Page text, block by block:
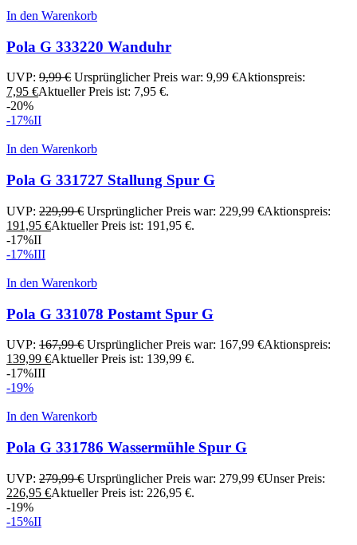
In den Warenkorb
Pola G 333220 Wanduhr
UVP: 9,99€ Ursprünglicher Preis war: 9,99 €Aktionspreis:
7,95 €Aktueller Preis ist: 7,95 €.
-20%
-17%II
In den Warenkorb
Pola G 331727 Stallung Spur G
UVP: 229,99€ Ursprünglicher Preis war: 229,99 €Aktionspreis:
191,95 €Aktueller Preis ist: 191,95 €.
-17%II
-17%III
In den Warenkorb
Pola G 331078 Postamt Spur G
UVP: 167,99€ Ursprünglicher Preis war: 167,99 €Aktionspreis:
139,99 €Aktueller Preis ist: 139,99 €.
-17%III
-19%
In den Warenkorb
Pola G 331786 Wassermühle Spur G
UVP: 279,99€ Ursprünglicher Preis war: 279,99 €Unser Preis:
226,95 €Aktueller Preis ist: 226,95 €.
-19%
-15%II